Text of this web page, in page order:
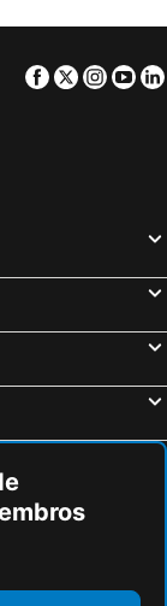
Facebook
Twitter